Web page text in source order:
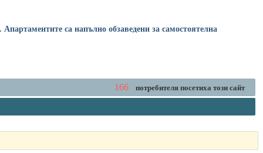
са напълно обзаведени за самостоятелна
166 потребителя посетиха този сайт